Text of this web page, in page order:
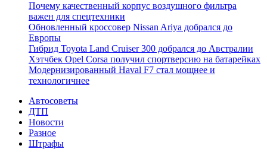
Почему качественный корпус воздушного фильтра
важен для спецтехники
Обновленный кроссовер Nissan Ariya добрался до
Европы
Гибрид Toyota Land Cruiser 300 добрался до Австралии
Хэтчбек Opel Corsa получил спортверсию на батарейках
Модернизированный Haval F7 стал мощнее и
технологичнее
Автосоветы
ДТП
Новости
Разное
Штрафы